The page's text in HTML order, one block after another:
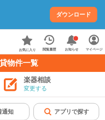
ダウンロード
お気に入り 閲覧履歴 お知らせ マイページ
物件一覧
楽器相談
変更する
通知 アプリで探す